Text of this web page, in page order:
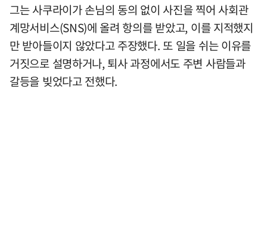
그는 사쿠라이가 손님의 동의 없이 사진을 찍어 사회관
계망서비스(SNS)에 올려 항의를 받았고, 이를 지적했지
만 받아들이지 않았다고 주장했다. 또 일을 쉬는 이유를
거짓으로 설명하거나, 퇴사 과정에서도 주변 사람들과
갈등을 빚었다고 전했다.